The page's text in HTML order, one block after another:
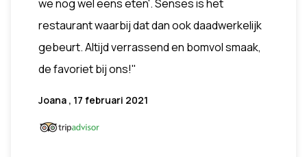
we nog wel eens eten'. Senses is het
restaurant waarbij dat dan ook daadwerkelijk
gebeurt. Altijd verrassend en bomvol smaak,
de favoriet bij ons!"
Joana , 17 februari 2021